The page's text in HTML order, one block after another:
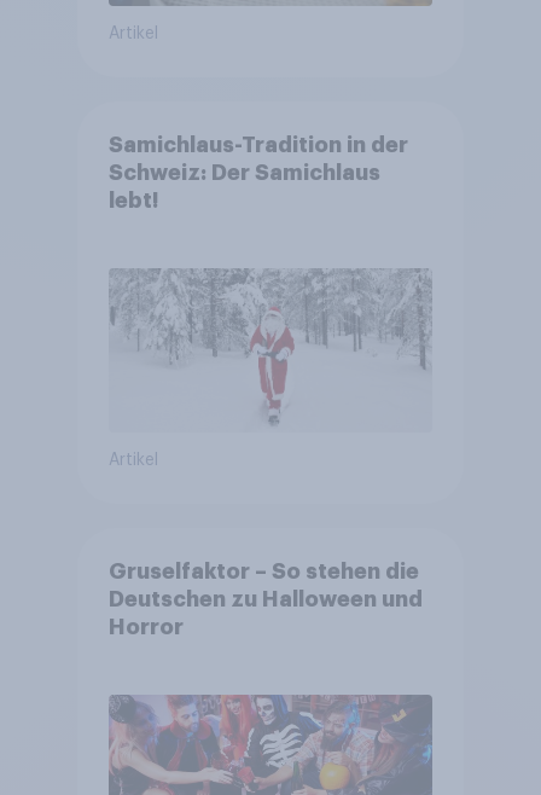
Artikel
Samichlaus-Tradition in der
Schweiz: Der Samichlaus
lebt!
Artikel
Gruselfaktor – So stehen die
Deutschen zu Halloween und
Horror